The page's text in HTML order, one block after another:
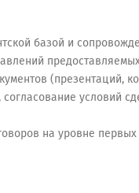
базой и
(презентаций,
условий
на уровне